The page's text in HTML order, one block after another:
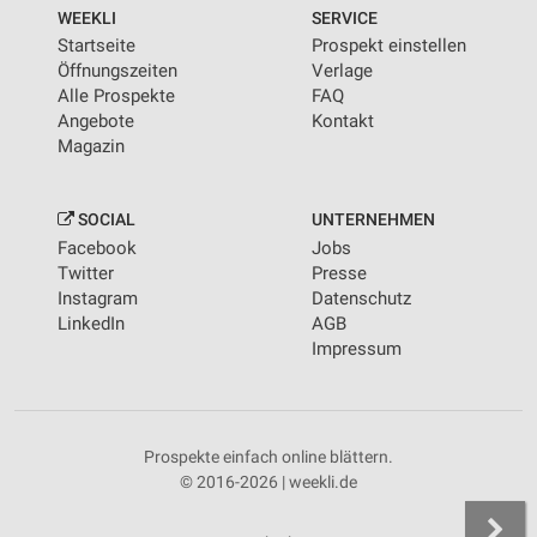
WEEKLI
Startseite
Öffnungszeiten
Alle Prospekte
Angebote
Magazin
SERVICE
Prospekt einstellen
Verlage
FAQ
Kontakt
SOCIAL
Facebook
Twitter
Instagram
LinkedIn
UNTERNEHMEN
Jobs
Presse
Datenschutz
AGB
Impressum
Prospekte einfach online blättern.
© 2016-2026 | weekli.de
von Inhalten
Verwendung von Profilen zur Auswahl
personalisierter Inhalte
Messung der Werbeleistung
Analyse von Zielgruppen durch Statistiken oder
Kombinationen von Daten aus verschiedenen
Quellen
Entwicklung und Verbesserung der Angebote
Verwendung genauer Standortdaten